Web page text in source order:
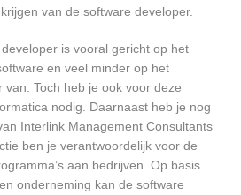
van de software developer.
is vooral gericht op het
en veel minder op het
Toch heb je ook voor deze
nodig. Daarnaast heb je nog
Interlink Management Consultants
ben je verantwoordelijk voor de
aan bedrijven. Op basis
onderneming kan de software